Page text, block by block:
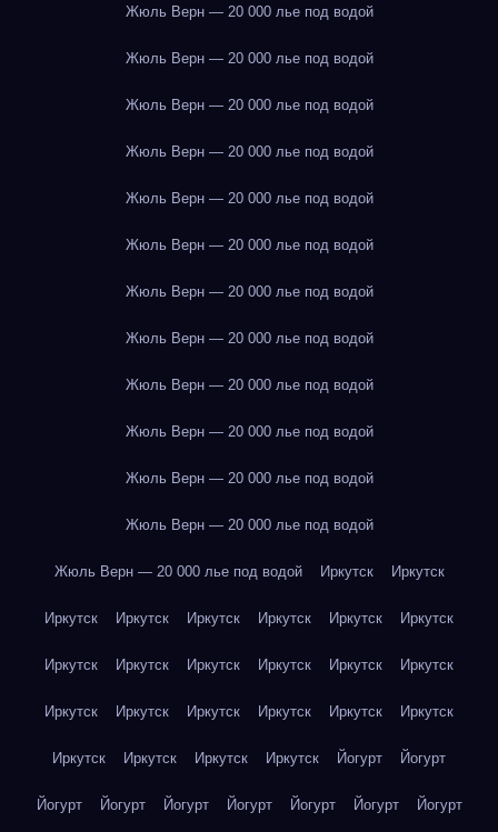
Жюль Верн — 20 000 лье под водой
Жюль Верн — 20 000 лье под водой
Жюль Верн — 20 000 лье под водой
Жюль Верн — 20 000 лье под водой
Жюль Верн — 20 000 лье под водой
Жюль Верн — 20 000 лье под водой
Жюль Верн — 20 000 лье под водой
Жюль Верн — 20 000 лье под водой
Жюль Верн — 20 000 лье под водой
Жюль Верн — 20 000 лье под водой
Жюль Верн — 20 000 лье под водой
Жюль Верн — 20 000 лье под водой
Жюль Верн — 20 000 лье под водой Иркутск Иркутск
Иркутск Иркутск Иркутск Иркутск Иркутск Иркутск
Иркутск Иркутск Иркутск Иркутск Иркутск Иркутск
Иркутск Иркутск Иркутск Иркутск Иркутск Иркутск
Иркутск Иркутск Иркутск Иркутск Йогурт Йогурт
Йогурт Йогурт Йогурт Йогурт Йогурт Йогурт Йогурт